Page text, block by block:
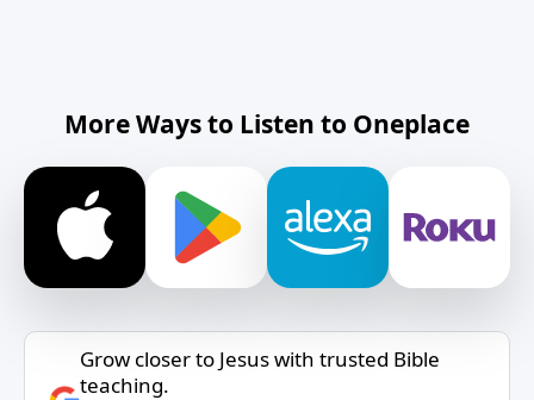
More Ways to Listen to Oneplace
Grow closer to Jesus with trusted Bible
teaching.